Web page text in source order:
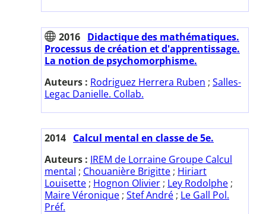
2016 Didactique des mathématiques.
Processus de création et d'apprentissage.
La notion de psychomorphisme.
Auteurs : Rodriguez Herrera Ruben ; Salles-
Legac Danielle. Collab.
2014 Calcul mental en classe de 5e.
Auteurs : IREM de Lorraine Groupe Calcul
mental ; Chouanière Brigitte ; Hiriart
Louisette ; Hognon Olivier ; Ley Rodolphe ;
Maire Véronique ; Stef André ; Le Gall Pol.
Préf.